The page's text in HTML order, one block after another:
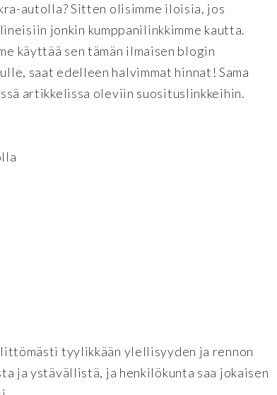
autolla? Sitten olisimme iloisia, jos
jonkin kumppanilinkkimme kautta.
käyttää sen tämän ilmaisen blogin
saat edelleen halvimmat hinnat! Sama
artikkelissa oleviin suosituslinkkeihin.
tyylikkään ylellisyyden ja rennon
ja ystävällistä, ja henkilökunta saa jokaisen